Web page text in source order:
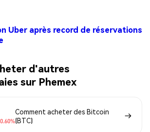
Uber après record de réservations
d'autres
sur Phemex
Comment acheter des Bitcoin
(BTC)